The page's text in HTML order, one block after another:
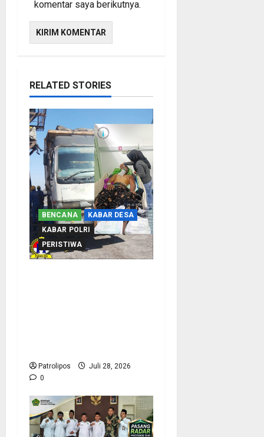
komentar saya berikutnya.
RELATED STORIES
BENCANA
KABAR DESA
KABAR POLRI
PERISTIWA
Patrolipos
Juli 28, 2026
0